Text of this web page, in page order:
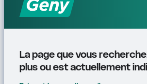
La page que vous
plus ou est actuellement